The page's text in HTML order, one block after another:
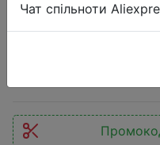
iPhone 14 13
Чат спільноти